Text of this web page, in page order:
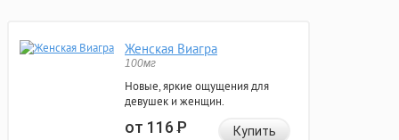
Женская Виагра
100мг
Новые, яркие ощущения для
девушек и женщин.
от 116Р Купить